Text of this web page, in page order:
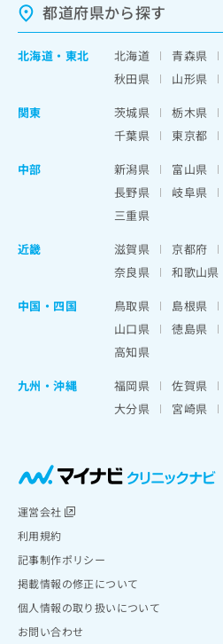
都道府県から探す
北海道 ・ 東北 北海道 青森県
秋田県
山形県
関東
茨城県 栃木県
千葉県
東京都
中部
新潟県 富山県
長野県
岐阜県
三重県
近畿
滋賀県 京都府
奈良県
和歌山県
中国・四国
鳥取県 島根県
山口県
徳島県
高知県
九州・沖縄
福岡県 佐賀県
大分県
宮崎県
運営会社
利用規約
記事制作ポリシー
掲載情報の修正について
個人情報の取り扱いについて
お問い合わせ